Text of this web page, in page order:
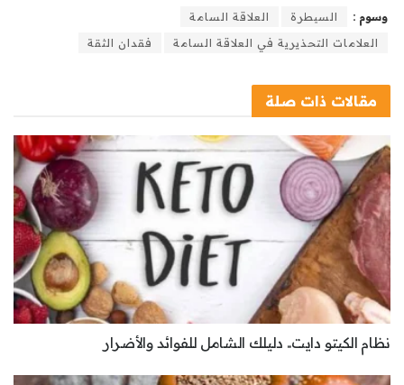
وسوم : السيطرة
العلاقة السامة
العلامات التحذيرية في العلاقة السامة
فقدان الثقة
مقالات ذات صلة
نظام الكيتو دايت.. دليلك الشامل للفوائد والأضرار